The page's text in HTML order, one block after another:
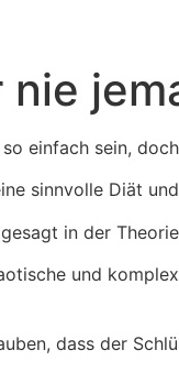
nie
einfach sein,
sinnvolle Diät
in der
und
dass der